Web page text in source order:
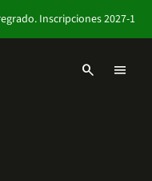
Inscripciones 2027-1
search menu